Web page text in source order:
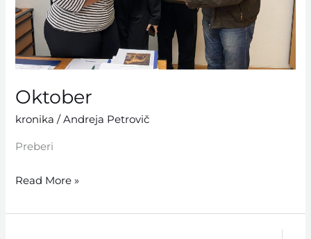
Oktober
kronika /Andreja Petrovič
Preberi
Read More »